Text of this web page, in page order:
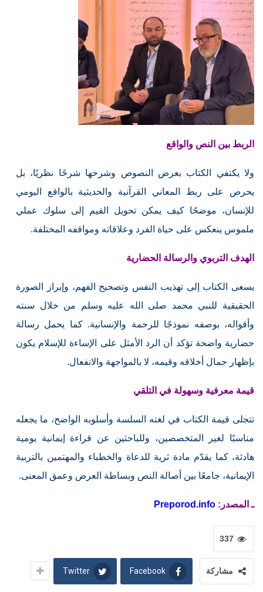
الربط بين النص والواقع
ولا يكتفي الكتاب بعرض النصوص وشرحها شرحًا نظريًا، بل
يحرص على ربط المعاني القرآنية والحديثية بالواقع اليومي
للإنسان، موضحًا كيف يمكن تحويل القيم إلى سلوك عملي
ملموس ينعكس على حياة الفرد وعلاقاته ومواقفه المختلفة.
الهدف التربوي والرسالة الحضارية
يسعى الكتاب إلى تهذيب النفس وتصحيح الفهم، وإبراز الصورة
الحقيقية للنبي محمد صلى الله عليه وسلم من خلال سنته
وأقواله، بوصفه نموذجًا للرحمة والإنسانية. كما يحمل رسالة
حضارية واضحة تؤكد أن الرد الأمثل على الإساءة للإسلام يكون
بإظهار جمال أخلاقه وقيمه، لا بالمواجهة والانفعال.
قيمة معرفية وسهولة في التلقي
تتجلى قيمة الكتاب في لغته السلسة وأسلوبه الواضح، ما يجعله
مناسبًا لغير المتخصصين، وللباحثين عن قراءة إيمانية يومية
هادئة، كما يقدّم مادة ثرية للدعاة والخطباء والمهتمين بالتربية
الإيمانية، جامعًا بين أصالة النص وبساطة العرض وعمق المعنى.
ـ المصدر: Preporod.info
337
مشاركة Facebook
Twitter